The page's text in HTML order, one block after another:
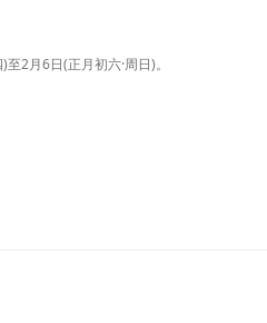
2月6日(正月初六·周日)。